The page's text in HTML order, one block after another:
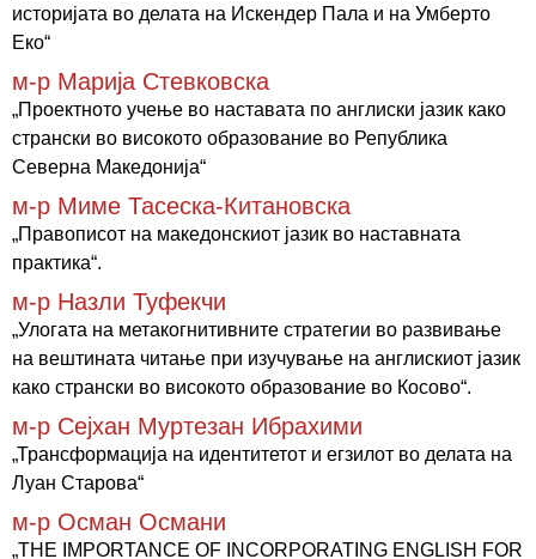
историјата во делата на Искендер Пала и на Умберто
Еко“
м-р Марија Стевковска
„Проектното учење во наставата по англиски јазик како
странски во високото образование во Република
Северна Македонија“
м-р Миме Тасеска-Китановска
„Правописот на македонскиот јазик во наставната
практика“.
м-р Назли Туфекчи
„Улогата на метакогнитивните стратегии во развивање
на вештината читање при изучување на англискиот јазик
како странски во високото образование во Косово“.
м-р Сејхан Муртезан Ибрахими
„Трансформација на идентитетот и егзилот во делата на
Луан Старова“
м-р Осман Османи
„THE IMPORTANCE OF INCORPORATING ENGLISH FOR